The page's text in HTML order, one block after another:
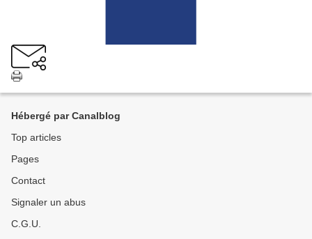
Hébergé par Canalblog
Top articles
Pages
Contact
Signaler un abus
C.G.U.